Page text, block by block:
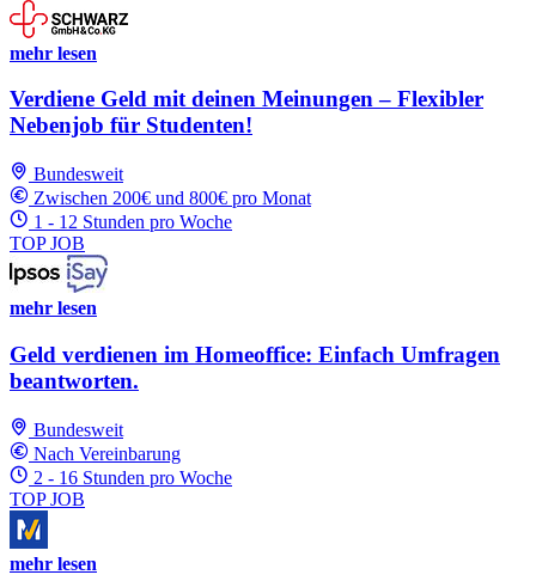
mehr lesen
Verdiene Geld mit deinen Meinungen – Flexibler
Nebenjob für Studenten!
Bundesweit
Zwischen 200€ und 800€ pro Monat
1 - 12 Stunden pro Woche
TOP JOB
mehr lesen
Geld verdienen im Homeoffice: Einfach Umfragen
beantworten.
Bundesweit
Nach Vereinbarung
2 - 16 Stunden pro Woche
TOP JOB
mehr lesen